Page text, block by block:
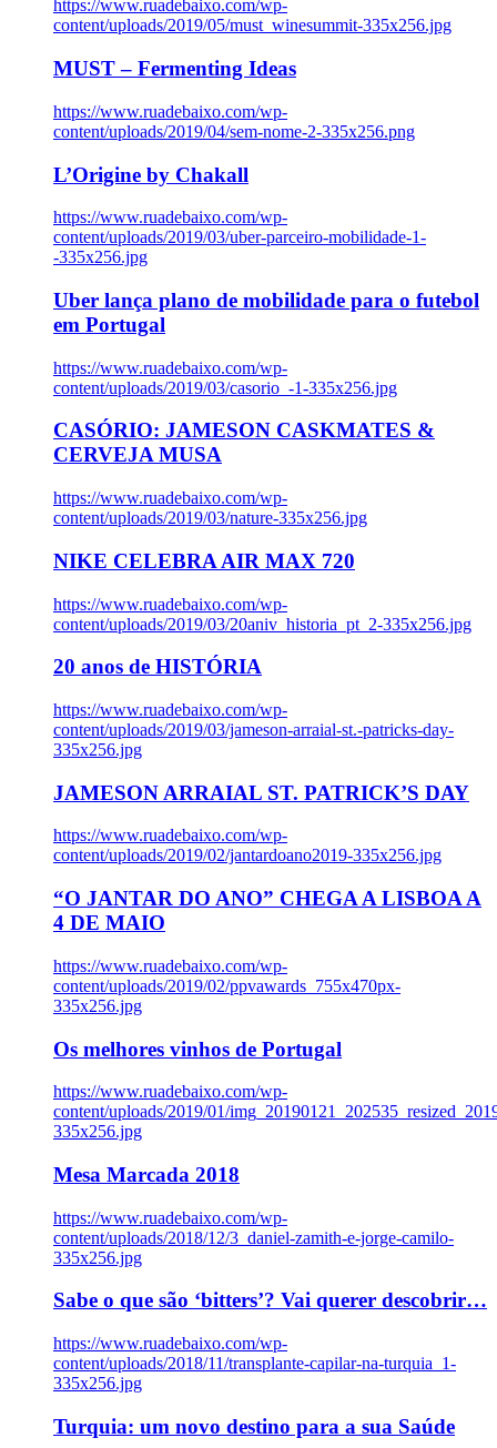
https://www.ruadebaixo.com/wp-
content/uploads/2019/05/must_winesummit-335x256.jpg
MUST – Fermenting Ideas
https://www.ruadebaixo.com/wp-
content/uploads/2019/04/sem-nome-2-335x256.png
L’Origine by Chakall
https://www.ruadebaixo.com/wp-
content/uploads/2019/03/uber-parceiro-mobilidade-1-
-335x256.jpg
Uber lança plano de mobilidade para o futebol
em Portugal
https://www.ruadebaixo.com/wp-
content/uploads/2019/03/casorio_-1-335x256.jpg
CASÓRIO: JAMESON CASKMATES &
CERVEJA MUSA
https://www.ruadebaixo.com/wp-
content/uploads/2019/03/nature-335x256.jpg
NIKE CELEBRA AIR MAX 720
https://www.ruadebaixo.com/wp-
content/uploads/2019/03/20aniv_historia_pt_2-335x256.jpg
20 anos de HISTÓRIA
https://www.ruadebaixo.com/wp-
content/uploads/2019/03/jameson-arraial-st.-patricks-day-
335x256.jpg
JAMESON ARRAIAL ST. PATRICK’S DAY
https://www.ruadebaixo.com/wp-
content/uploads/2019/02/jantardoano2019-335x256.jpg
“O JANTAR DO ANO” CHEGA A LISBOA A
4 DE MAIO
https://www.ruadebaixo.com/wp-
content/uploads/2019/02/ppvawards_755x470px-
335x256.jpg
Os melhores vinhos de Portugal
https://www.ruadebaixo.com/wp-
content/uploads/2019/01/
335x256.jpg
Mesa Marcada 2018
https://www.ruadebaixo.com/wp-
content/uploads/2018/12/3_daniel-zamith-e-jorge-camilo-
335x256.jpg
Sabe o que são ‘bitters’? Vai querer descobrir…
https://www.ruadebaixo.com/wp-
content/uploads/2018/11/transplante-capilar-na-turquia_1-
335x256.jpg
Turquia: um novo destino para a sua Saúde